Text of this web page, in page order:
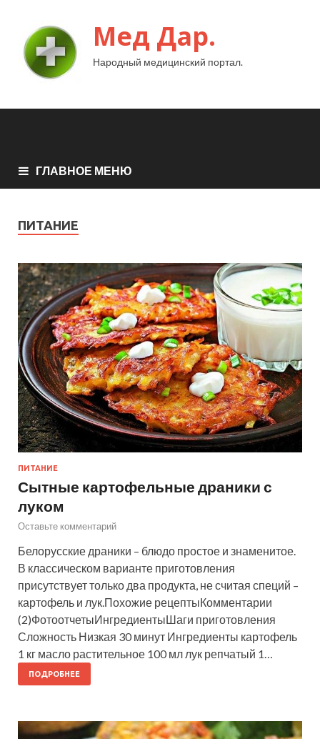
Мед Дар.
Народный медицинский портал.
ГЛАВНОЕ МЕНЮ
ПИТАНИЕ
ПИТАНИЕ
Сытные картофельные драники с
луком
Оставьте комментарий
Белорусские драники – блюдо простое и знаменитое.
В классическом варианте приготовления
присутствует только два продукта, не считая специй –
картофель и лук.Похожие рецептыКомментарии
(2)ФотоотчетыИнгредиентыШаги приготовления
Сложность Низкая 30 минут Ингредиенты картофель
1 кг масло растительное 100 мл лук репчатый 1…
ПОДРОБНЕЕ